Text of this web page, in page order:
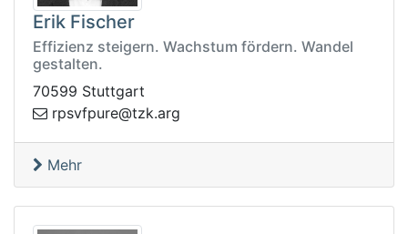
Erik Fischer
Effizienz steigern. Wachstum fördern. Wandel
gestalten.
70599 Stuttgart
gra.kzt@erupfvspr
Mehr